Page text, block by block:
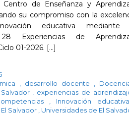
de Enseñanza y
su compromiso con la
educativa mediante
Experiencias de
01-2026. [...]
desarrollo docente
experiencias de
Innovación
Salvador
Universidades de El